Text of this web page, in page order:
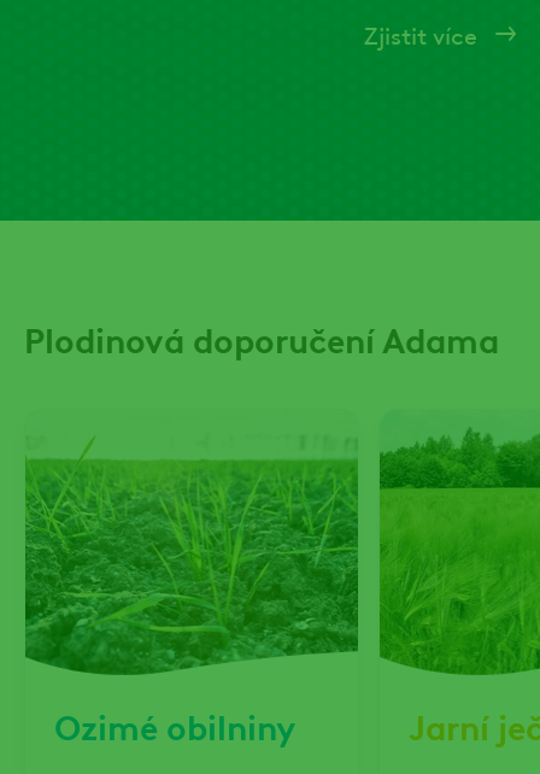
Zjistit více
Plodinová doporučení Adama
Ozimé obilniny Jarní